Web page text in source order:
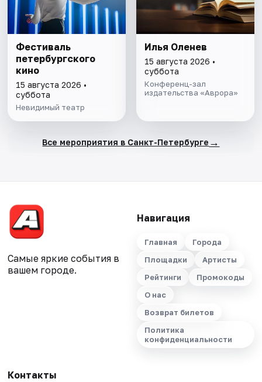
Фестиваль
петербургского
кино
15 августа 2026 •
суббота
Невидимый театр
Илья Оленев
15 августа 2026 •
суббота
Конференц-зал
издательства «Аврора»
Все мероприятия в Санкт-Петербурге →
Самые яркие события в
вашем городе.
Навигация
Главная
Города
Площадки
Артисты
Рейтинги
Промокоды
О нас
Возврат билетов
Политика
конфиденциальности
Контакты